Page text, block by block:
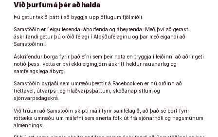
Við þurfum á þér að halda
Þú getur tekið þátt í að byggja upp öflugum fjölmiðli.
Samstöðin er í eigu lesenda, áhorfenda og áheyrenda. Með því að gerast
áskrifandi getur þú orðið félagi í Alþýðufélaginu og þar með eigandi að
Samstöðinni.
Áskrifendur borga fyrir það efni sem þeir nota en tryggja í leiðinni að aðrir geti
notið þess. Þetta er því ekki eigingjörn áskrift heldur rausnarleg og
samfélagslega ábyrg.
Samstöðin byrjaði sem umræðuþættir á Facebook en er nú orðinn að
fréttavef, útvarps- og hlaðvarpsþáttum, skoðanapistlum og
sjónvarpsdagskrá.
Við trúum að Samstöðin skipti máli fyrir samfélagið, að það sé þörf fyrir
róttæka umræðu um málefni sem snerta fólk út frá sjónarhóli og hagsmunum
almennings.